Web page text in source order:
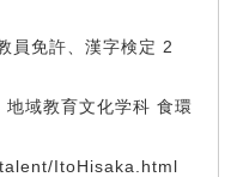
員免許、漢字検定 2
域教育文化学科 食環
ItoHisaka.html